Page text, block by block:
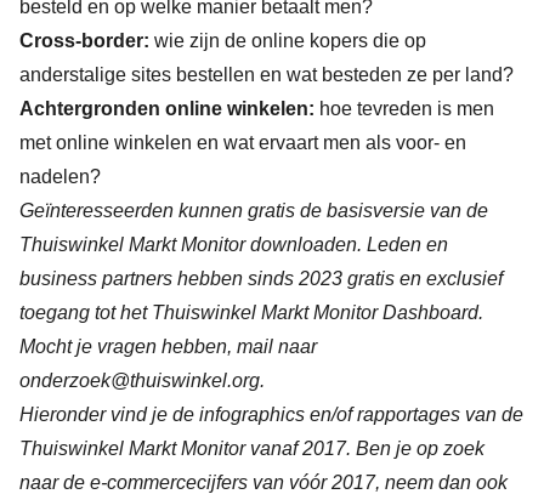
besteld en op welke manier betaalt men?
Cross-border: wie zijn de online kopers die op
anderstalige sites bestellen en wat besteden ze per land?
Achtergronden online winkelen: hoe tevreden is men
met online winkelen en wat ervaart men als voor- en
nadelen?
Geïnteresseerden kunnen gratis de basisversie van de
Thuiswinkel Markt Monitor downloaden. Leden en
business partners hebben sinds 2023 gratis en exclusief
toegang tot het Thuiswinkel Markt Monitor Dashboard.
Mocht je vragen hebben, mail naar
onderzoek@thuiswinkel.org.
Hieronder vind je de infographics en/of rapportages van de
Thuiswinkel Markt Monitor vanaf 2017. Ben je op zoek
naar de e-commercecijfers van vóór 2017, neem dan ook